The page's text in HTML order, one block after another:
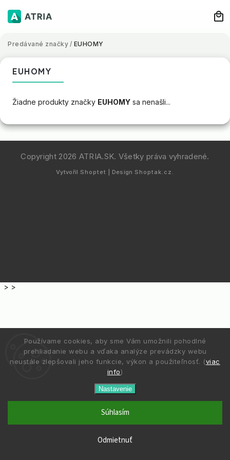
Používame cookies, aby sme Vám umožnili pohodlné
prehliadanie webu a vďaka analýze prevádzky webu
neustále zlepšovali jeho funkcie, výkon a použiteľnosť. (viac
info)
Nastavenie
Odmietnuť
Súhlasím
Predávané značky / EUHOMY
EUHOMY
Žiadne produkty značky EUHOMY sa nenašli...
Copyright 2026 ATRIA.SK. Všetky práva vyhradené.
Vytvořil Shoptet | Design Shoptak.cz.
> >